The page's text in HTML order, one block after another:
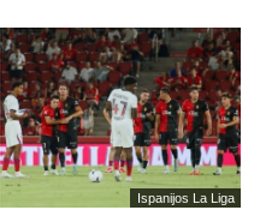
Ispanijos La Liga